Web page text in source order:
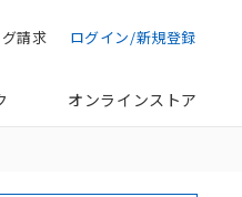
ログイン/新規登録
請求
オンラインストア